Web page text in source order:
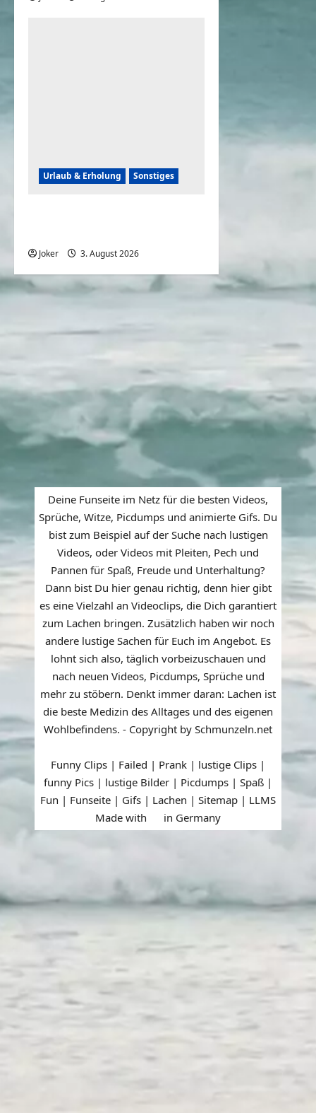
Urlaub & Erholung Sonstiges
Joker 3. August 2026
Deine Funseite im Netz für die besten Videos,
Sprüche, Witze, Picdumps und animierte Gifs. Du
bist zum Beispiel auf der Suche nach lustigen
Videos, oder Videos mit Pleiten, Pech und
Pannen für Spaß, Freude und Unterhaltung?
Dann bist Du hier genau richtig, denn hier gibt
es eine Vielzahl an Videoclips, die Dich garantiert
zum Lachen bringen. Zusätzlich haben wir noch
andere lustige Sachen für Euch im Angebot. Es
lohnt sich also, täglich vorbeizuschauen und
nach neuen Videos, Picdumps, Sprüche und
mehr zu stöbern. Denkt immer daran: Lachen ist
die beste Medizin des Alltages und des eigenen
Wohlbefindens. - Copyright by Schmunzeln.net
Funny Clips | Failed | Prank | lustige Clips |
funny Pics | lustige Bilder | Picdumps | Spaß |
Fun | Funseite | Gifs | Lachen | Sitemap | LLMS
Made with
in Germany